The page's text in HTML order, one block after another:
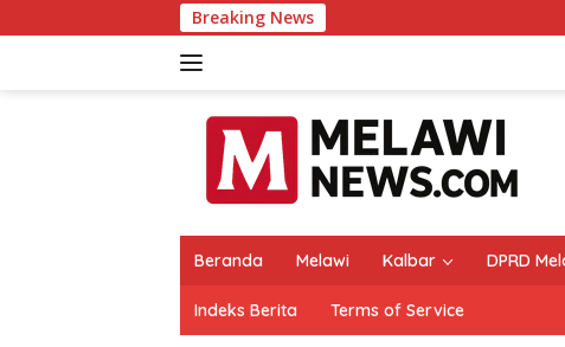
ke
Breaking News
Beranda Melawi Kalbar DPRD
Indeks Berita Terms of Service